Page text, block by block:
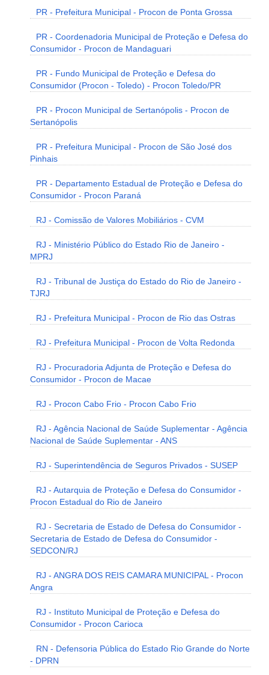
PR - Prefeitura Municipal - Procon de Ponta Grossa
PR - Coordenadoria Municipal de Proteção e Defesa do
Consumidor - Procon de Mandaguari
PR - Fundo Municipal de Proteção e Defesa do
Consumidor (Procon - Toledo) - Procon Toledo/PR
PR - Procon Municipal de Sertanópolis - Procon de
Sertanópolis
PR - Prefeitura Municipal - Procon de São José dos
Pinhais
PR - Departamento Estadual de Proteção e Defesa do
Consumidor - Procon Paraná
RJ - Comissão de Valores Mobiliários - CVM
RJ - Ministério Público do Estado Rio de Janeiro -
MPRJ
RJ - Tribunal de Justiça do Estado do Rio de Janeiro -
TJRJ
RJ - Prefeitura Municipal - Procon de Rio das Ostras
RJ - Prefeitura Municipal - Procon de Volta Redonda
RJ - Procuradoria Adjunta de Proteção e Defesa do
Consumidor - Procon de Macae
RJ - Procon Cabo Frio - Procon Cabo Frio
RJ - Agência Nacional de Saúde Suplementar - Agência
Nacional de Saúde Suplementar - ANS
RJ - Superintendência de Seguros Privados - SUSEP
RJ - Autarquia de Proteção e Defesa do Consumidor -
Procon Estadual do Rio de Janeiro
RJ - Secretaria de Estado de Defesa do Consumidor -
Secretaria de Estado de Defesa do Consumidor -
SEDCON/RJ
RJ - ANGRA DOS REIS CAMARA MUNICIPAL - Procon
Angra
RJ - Instituto Municipal de Proteção e Defesa do
Consumidor - Procon Carioca
RN - Defensoria Pública do Estado Rio Grande do Norte
- DPRN